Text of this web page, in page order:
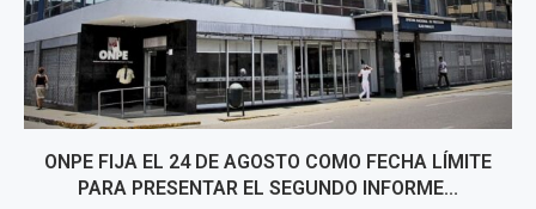
ONPE FIJA EL 24 DE AGOSTO COMO FECHA LÍMITE
PARA PRESENTAR EL SEGUNDO INFORME...